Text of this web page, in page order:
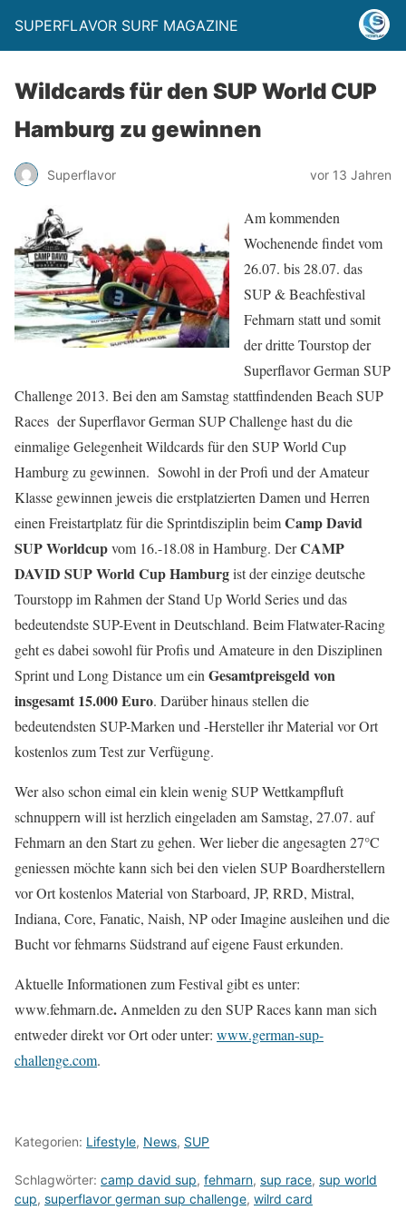
SUPERFLAVOR SURF MAGAZINE
Wildcards für den SUP World CUP
Hamburg zu gewinnen
Superflavor vor 13 Jahren
Am kommenden
Wochenende findet vom
26.07. bis 28.07. das
SUP & Beachfestival
Fehmarn statt und somit
der dritte Tourstop der
Superflavor German SUP
Challenge 2013. Bei den am Samstag stattfindenden Beach SUP
Races der Superflavor German SUP Challenge hast du die
einmalige Gelegenheit Wildcards für den SUP World Cup
Hamburg zu gewinnen. Sowohl in der Profi und der Amateur
Klasse gewinnen jeweis die erstplatzierten Damen und Herren
einen Freistartplatz für die Sprintdisziplin beimCamp David
SUP Worldcupvom 16.-18.08 in Hamburg. DerCAMP
DAVID SUP World Cup Hamburgist der einzige deutsche
Tourstopp im Rahmen der Stand Up World Series und das
bedeutendste SUP-Event in Deutschland. Beim Flatwater-Racing
geht es dabei sowohl für Profis und Amateure in den Disziplinen
Sprint und Long Distance um ein Gesamtpreisgeld von
insgesamt 15.000 Euro. Darüber hinaus stellen die
bedeutendsten SUP-Marken und -Hersteller ihr Material vor Ort
kostenlos zum Test zur Verfügung.
Wer also schon eimal ein klein wenig SUP Wettkampfluft
schnuppern will ist herzlich eingeladen am Samstag, 27.07. auf
Fehmarn an den Start zu gehen. Wer lieber die angesagten 27°C
geniessen möchte kann sich bei den vielen SUP Boardherstellern
vor Ort kostenlos Material von Starboard, JP, RRD, Mistral,
Indiana, Core, Fanatic, Naish, NP oder Imagine ausleihen und die
Bucht vor fehmarns Südstrand auf eigene Faust erkunden.
Aktuelle Informationen zum Festival gibt es unter:
www.fehmarn.de. Anmelden zu den SUP Races kann man sich
entweder direkt vor Ort oder unter: www.german-sup-
challenge.com.
Kategorien: Lifestyle, News, SUP
Schlagwörter: camp david sup, fehmarn, sup race, sup world
cup, superflavor german sup challenge, wilrd card